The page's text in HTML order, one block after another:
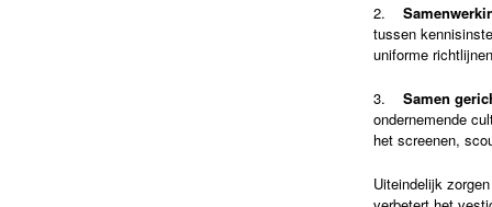
2.
tussen
uniforme
3. Samen
ondernemende
het screenen,
Uiteindelijk